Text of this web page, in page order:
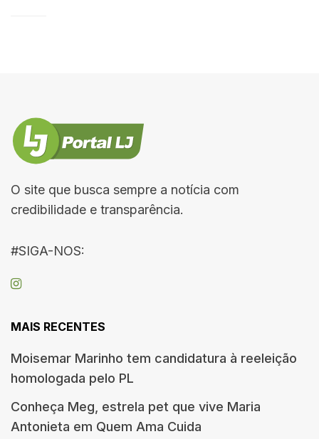
O site que busca sempre a notícia com
credibilidade e transparência.
#SIGA-NOS:
MAIS RECENTES
Moisemar Marinho tem candidatura à reeleição
homologada pelo PL
Conheça Meg, estrela pet que vive Maria
Antonieta em Quem Ama Cuida